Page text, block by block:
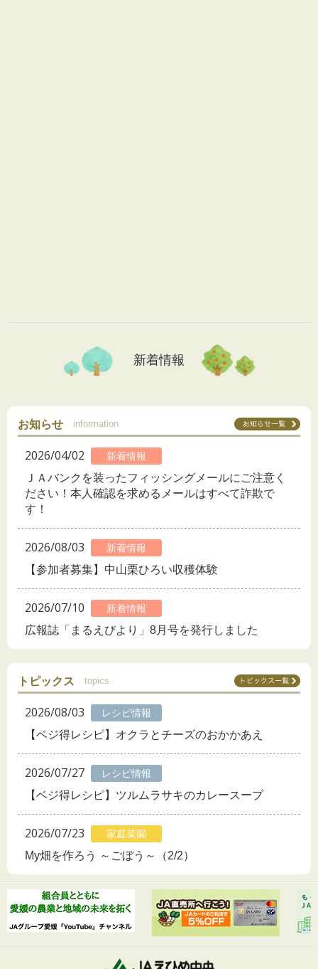
新着情報
お知らせ information
2026/04/02 新着情報
ＪＡバンクを装ったフィッシングメールにご注意く
ださい！本人確認を求めるメールはすべて詐欺で
す！
2026/08/03 新着情報
【参加者募集】中山栗ひろい収穫体験
2026/07/10 新着情報
広報誌「まるえびより」8月号を発行しました
トピックス topics
2026/08/03 レシピ情報
【ベジ得レシピ】オクラとチーズのおかかあえ
2026/07/27 レシピ情報
【ベジ得レシピ】ツルムラサキのカレースープ
2026/07/23 家庭菜園
My畑を作ろう ～ごぼう～（2/2）